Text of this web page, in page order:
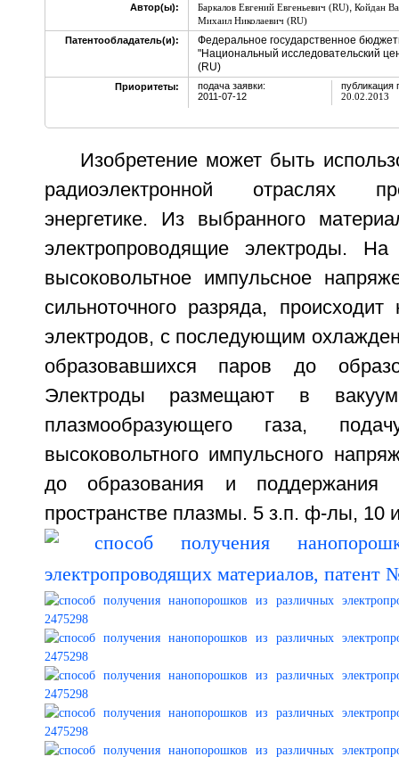
Автор(ы): Баркалов Евгений Евгеньевич (RU), Койдан
Михаил Николаевич (RU)
Патентообладатель(и):
Федеральное государственное
"Национальный исследовательский
(RU)
Приоритеты:
подача заявки:
2011-07-12
публикация
20.02.2013
Изобретение может быть
радиоэлектронной отраслях
энергетике. Из выбранного
электропроводящие электроды.
высоковольтное импульсное
сильноточного разряда,
электродов, с последующим
образовавшихся паров до
Электроды размещают в
плазмообразующего газа,
высоковольтного импульсного
до образования и поддержания
пространстве плазмы. 5 з.п. ф-лы, 10